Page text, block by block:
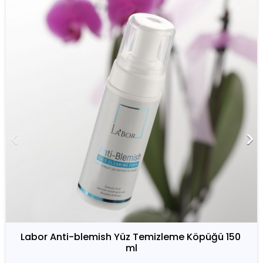
Labor Anti-blemish Yüz Temizleme Köpüğü 150
ml
‹ ›